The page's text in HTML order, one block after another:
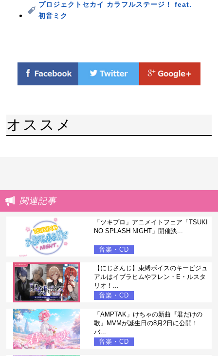
プロジェクトセカイ カラフルステージ！ feat.
初音ミク
オススメ
関連記事
「ツキプロ」アニメイトフェア「TSUKI
NO SPLASH NIGHT」開催決...
音楽・CD
【にじさんじ】束縛ボイスのキービジュ
アルはイブラヒムやフレン・E・ルスタ
リオ！...
音楽・CD
「AMPTAK」けちゃの新曲『君だけの
歌』MVMが誕生日の8月2日に公開！
バ...
音楽・CD